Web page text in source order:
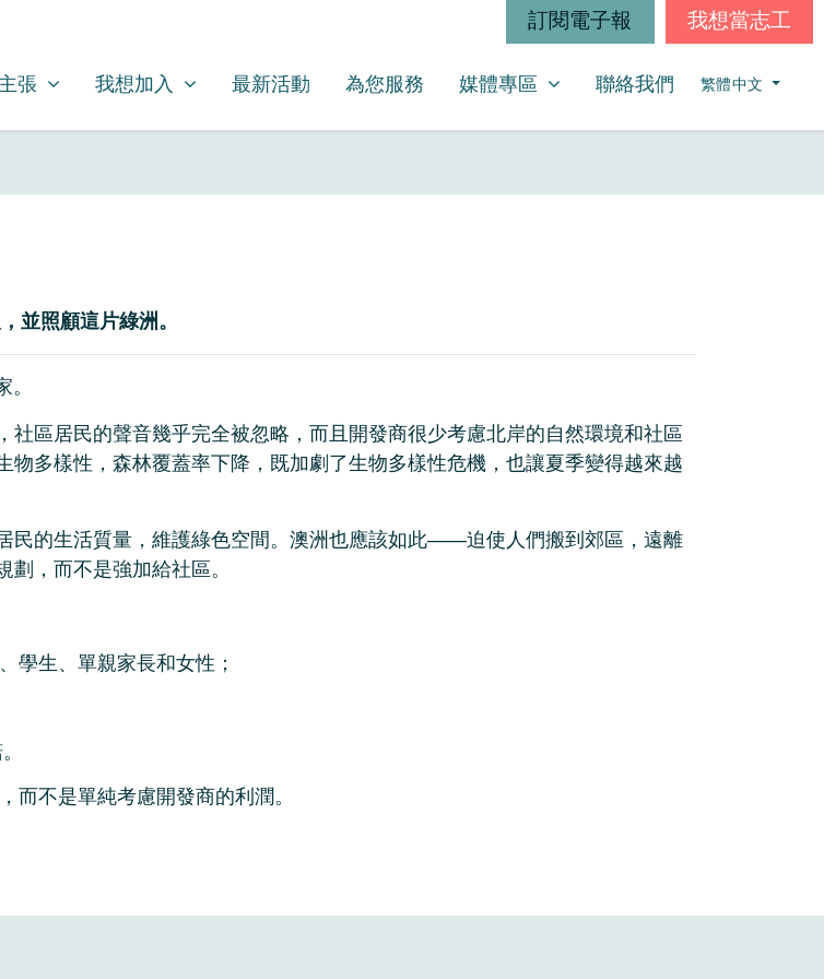
訂閱電子報 我想當志工
FOR
SUBMENU FOR
張 (CURRENT)
我想加入
SHOW SUBMENU FOR
我想加入 最新活動 為您服務 媒體專區
SHOW SUBMENU FOR
媒體專區 聯絡我們 繁體中文
照顧這片綠洲。
區居民的聲音幾乎完全被忽略，而且開發商很少考慮北岸的自然環境和社區
多樣性，森林覆蓋率下降，既加劇了生物多樣性危機，也讓夏季變得越來越
民的生活質量，維護綠色空間。澳洲也應該如此——迫使人們搬到郊區，遠離
，而不是強加給社區。
學生、單親家長和女性；
而不是單純考慮開發商的利潤。